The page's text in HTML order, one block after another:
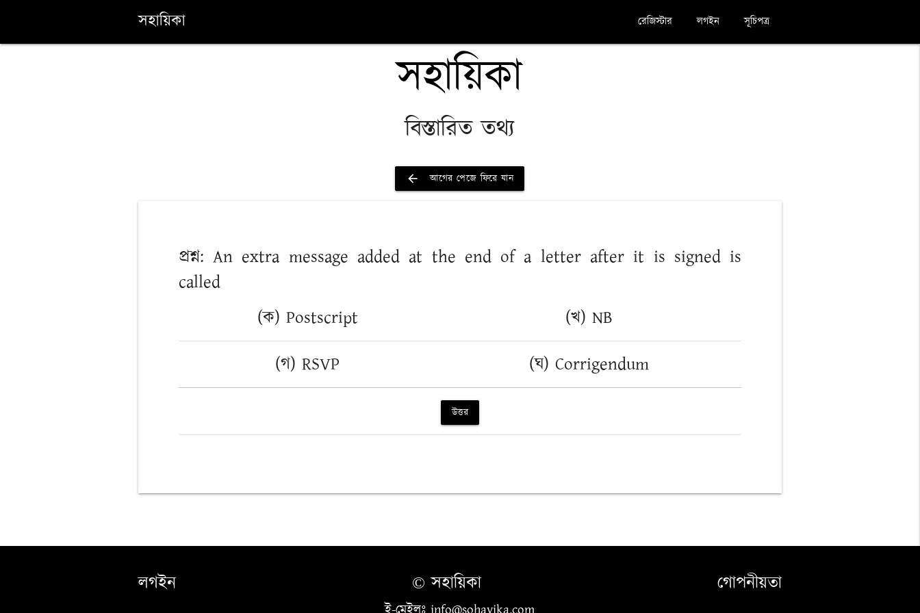
সহায়িকা সূচিপত্র
লগইন
রেজিস্টার
সহায়িকা
বিস্তারিত তথ্য
arrow_back আগের পেজে ফিরে যান
প্রশ্ন: An extra message added at the end of a letter after it is signed is
called
(ক) Postscript
(খ) NB
(গ) RSVP
(ঘ) Corrigendum
উত্তর
লগইন গোপনীয়তা
© সহায়িকা